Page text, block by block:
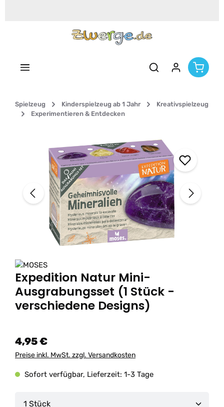
Spielzeug Kinderspielzeug ab 1 Jahr
Kreativspielzeug
Experimentieren & Entdecken
Bildergalerie überspringen
Expedition Natur Mini-
Ausgrabungsset (1 Stück -
verschiedene Designs)
4,95 €
Preise inkl. MwSt. zzgl. Versandkosten
Sofort verfügbar, Lieferzeit: 1-3 Tage
Produkt Anzahl: Gib den gewünschten Wert